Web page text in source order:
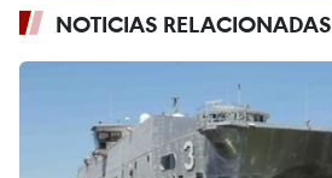
NOTICIAS RELACIONADAS